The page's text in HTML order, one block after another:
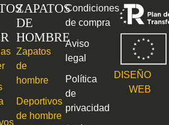
ZAPATOS
DE
HOMBRE
Zapatos
de
hombre
Deportivos
de hombre
Condiciones
de compra
Aviso
legal
Política
de
privacidad
DISEÑO
WEB